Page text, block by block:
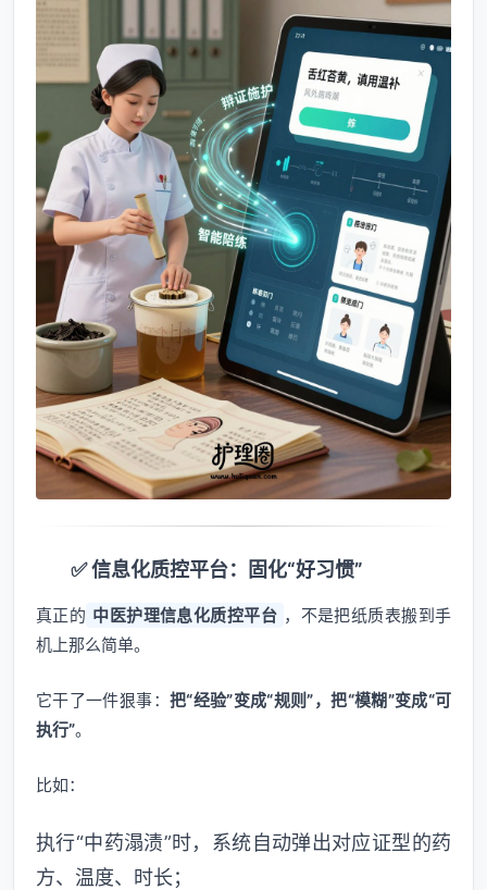
✅ 信息化质控平台：固化“好习惯”
真正的 中医护理信息化质控平台 ，不是把纸质表搬到手
机上那么简单。
它干了一件狠事： 把“经验”变成“规则”，把“模糊”变成“可
执行”。
比如：
执行“中药溻渍”时，系统自动弹出对应证型的药
方、温度、时长；